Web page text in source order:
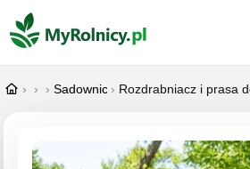
› Ogłoszenia
› Maszyny i narzędzia
› Sadownicze
› Rozdrabniacz i prasa